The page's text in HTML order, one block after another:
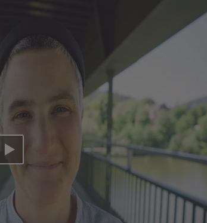
Video abspielen